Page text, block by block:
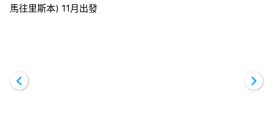
馬往里斯本) 11月出發